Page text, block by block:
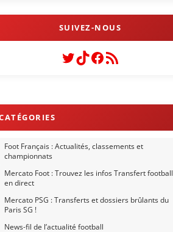
Twitter
TikTok
Facebook
Flux RSS
Foot Français : Actualités, classements et
championnats
Mercato Foot : Trouvez les infos Transfert football
en direct
Mercato PSG : Transferts et dossiers brûlants du
Paris SG !
News-fil de l’actualité football